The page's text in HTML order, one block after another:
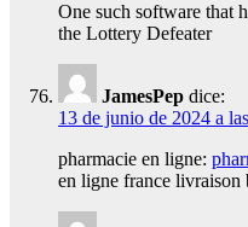
One such software that
the Lottery Defeater
JamesPep dice:
13 de junio de 2024 a
pharmacie en ligne:
en ligne france livraison